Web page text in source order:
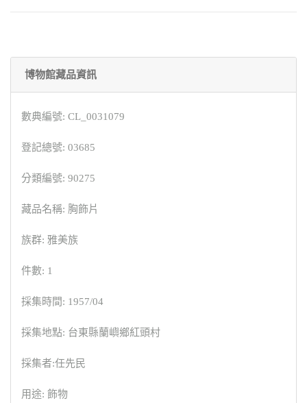
博物館藏品資訊
數典編號: CL_0031079
登記總號: 03685
分類編號: 90275
藏品名稱: 胸飾片
族群: 雅美族
件數: 1
採集時間: 1957/04
採集地點: 台東縣蘭嶼鄉紅頭村
採集者:任先民
用途: 飾物